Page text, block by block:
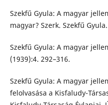
Szekfű Gyula: A magyar
magyar? Szerk. Szekfű
Szekfű Gyula: A magyar
(1939):4. 292–316.
Szekfű Gyula: A magyar
felolvasása a Kisfaludy-